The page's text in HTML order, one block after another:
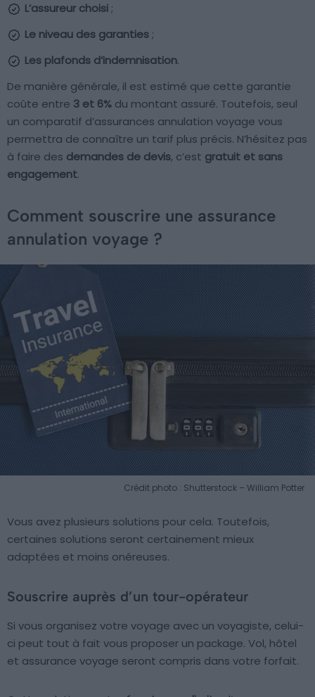
L’assureur choisi;
Le niveau des garanties;
Les plafonds d’indemnisation.
De manière générale, il est estimé que cette garantie
coûte entre 3 et 6% du montant assuré. Toutefois, seul
un comparatif d’assurances annulation voyage vous
permettra de connaître un tarif plus précis. N’hésitez pas
à faire des demandes de devis, c’est gratuit et sans
engagement.
Comment souscrire une assurance
annulation voyage ?
Crédit photo : Shutterstock – William Potter
Vous avez plusieurs solutions pour cela. Toutefois,
certaines solutions seront certainement mieux
adaptées et moins onéreuses.
Souscrire auprès d’un tour-opérateur
Si vous organisez votre voyage avec un voyagiste, celui-
ci peut tout à fait vous proposer un package. Vol, hôtel
et assurance voyage seront compris dans votre forfait.